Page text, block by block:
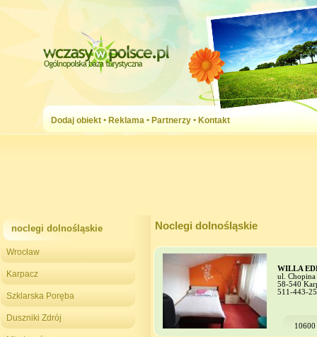
Dodaj obiekt • Reklama • Partnerzy • Kontakt
noclegi dolnośląskie
Wrocław
Karpacz
Szklarska Poręba
Duszniki Zdrój
Noclegi dolnośląskie
WILLA
ul. Chopina
58-540
511-443-
10600